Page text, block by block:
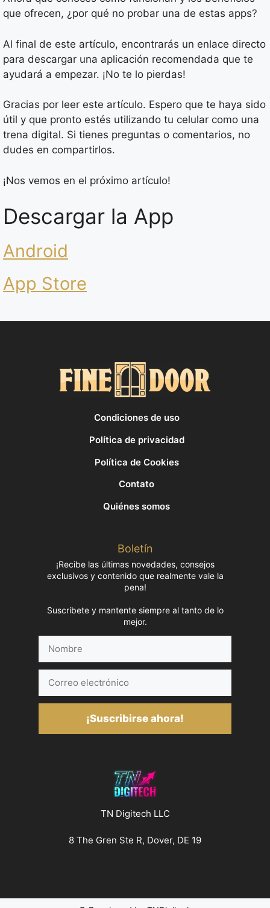
que ofrecen, ¿por qué no probar una de estas apps?
Al final de este artículo, encontrarás un enlace directo
para descargar una aplicación recomendada que te
ayudará a empezar. ¡No te lo pierdas!
Gracias por leer este artículo. Espero que te haya sido
útil y que pronto estés utilizando tu celular como una
trena digital. Si tienes preguntas o comentarios, no
dudes en compartirlos.
¡Nos vemos en el próximo artículo!
Descargar la App
Android
App Store
Condiciones de uso
Política de privacidad
Política de Cookies
Contato
Quiénes somos
Boletín
¡Recibe las últimas novedades, consejos
exclusivos y contenido que realmente vale la
pena!
Suscríbete y mantente siempre al tanto de lo
mejor.
electrónico
¡Suscribirse ahora!
TN Digitech LLC
8 The Gren Ste R, Dover, DE 19